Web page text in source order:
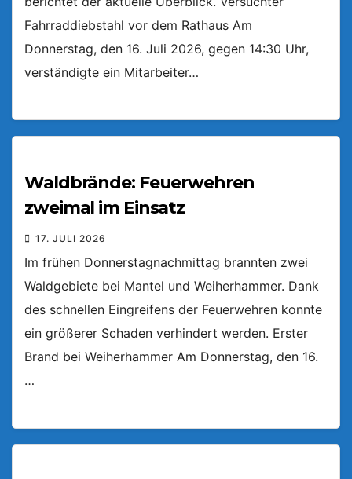
Fahrraddiebstahl vor dem Rathaus Am
Donnerstag, den 16. Juli 2026, gegen 14:30 Uhr,
verständigte ein Mitarbeiter…
Waldbrände: Feuerwehren
zweimal im Einsatz
17. JULI 2026
Im frühen Donnerstagnachmittag brannten zwei
Waldgebiete bei Mantel und Weiherhammer. Dank
des schnellen Eingreifens der Feuerwehren konnte
ein größerer Schaden verhindert werden. Erster
Brand bei Weiherhammer Am Donnerstag, den 16.
…